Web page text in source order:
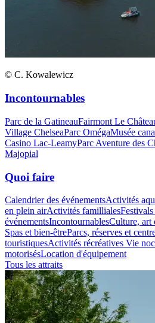
© C. Kowalewicz
Incontournables
Parc de la GatineauFairmont Le
Village ChelseaParc OmégaMusée
Casino Lac-LeamyParc Aventure des
Majopial
Quoi faire
Calendrier des événementsActivités
en plein airActivités famillialesFestivals
événementsIncontournablesCulture, art
Spas et bien-êtreParcs, réserves et
touristiquesActivités récréatives Vie
motorisésLocation d'équipement
Tous les attraits